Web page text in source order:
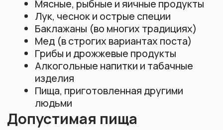
Альтернативы
Искренние размышления о природе
реальности и освобождении от
иллюзорных привязанностей
Помощь людям, попавшим в трудные
жизненные ситуации из-за
собственных ошибок
Чтение духовных текстов для
избавления от ложных
представлений о жизни
Практика прощения себе и другим за
совершённые проступки
Служение тем, кто нуждается в